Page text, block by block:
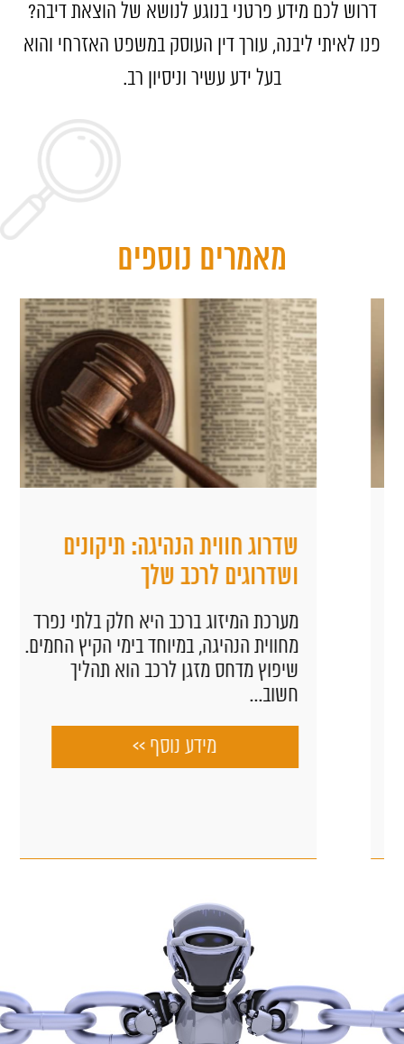
דרוש לכם מידע פרטני בנוגע לנושא של הוצאת דיבה?
פנו לאיתי ליבנה, עורך דין העוסק במשפט האזרחי והוא
בעל ידע עשיר וניסיון רב.
מאמרים נוספים
שדרוג חווית הנהיגה: תיקונים
ושדרוגים לרכב שלך
מערכת המיזוג ברכב היא חלק בלתי נפרד
מחווית הנהיגה, במיוחד בימי הקיץ החמים.
שיפוץ מדחס מזגן לרכב הוא תהליך
חשוב...
מידע נוסף >>